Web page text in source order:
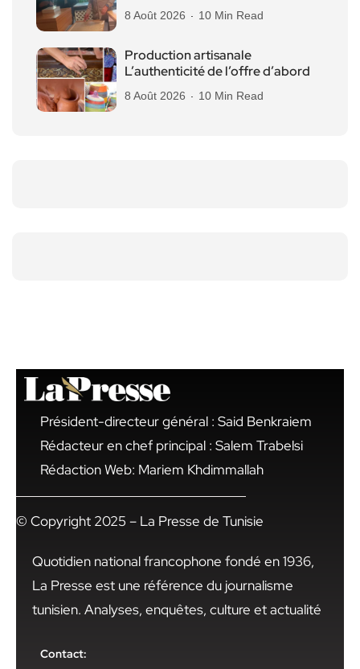
8 Août 2026 10 Min Read
Production artisanale
L’authenticité de l’offre d’abord
8 Août 2026 10 Min Read
Président-directeur général : Said Benkraiem
Rédacteur en chef principal : Salem Trabelsi
Rédaction Web: Mariem Khdimmallah
© Copyright 2025 – La Presse de Tunisie
Quotidien national francophone fondé en 1936,
La Presse est une référence du journalisme
tunisien. Analyses, enquêtes, culture et actualité
Contact: